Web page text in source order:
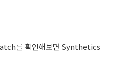
를 확인해보면 Synthetics